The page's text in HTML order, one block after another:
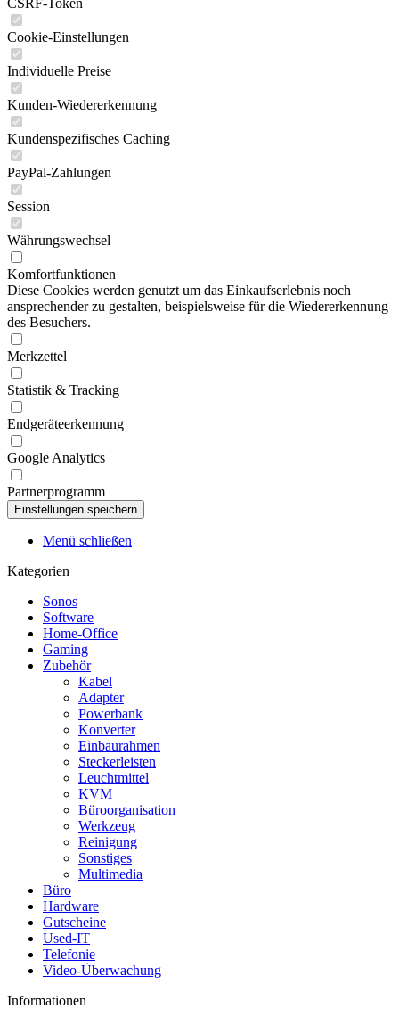
CSRF-Token
Cookie-Einstellungen
Individuelle Preise
Kunden-Wiedererkennung
Kundenspezifisches Caching
PayPal-Zahlungen
Session
Währungswechsel
Komfortfunktionen
Diese Cookies werden genutzt um das Einkaufserlebnis noch
ansprechender zu gestalten, beispielsweise für die Wiedererkennung
des Besuchers.
Merkzettel
Statistik & Tracking
Endgeräteerkennung
Google Analytics
Partnerprogramm
Menü schließen
Kategorien
Sonos
Software
Home-Office
Gaming
Zubehör
Kabel
Adapter
Powerbank
Konverter
Einbaurahmen
Steckerleisten
Leuchtmittel
KVM
Büroorganisation
Werkzeug
Reinigung
Sonstiges
Multimedia
Büro
Hardware
Gutscheine
Used-IT
Telefonie
Video-Überwachung
Informationen